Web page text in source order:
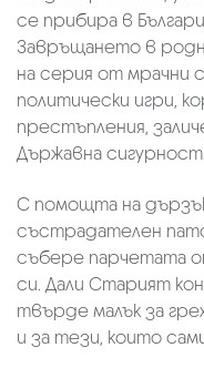
се прибира в
Завръщането в
на серия от мрачни
политически игри,
престъпления,
Държавна сигурност.
С помощта на
състрадателен
събере парчетата
си. Дали Старият
твърде малък за
и за тези, които